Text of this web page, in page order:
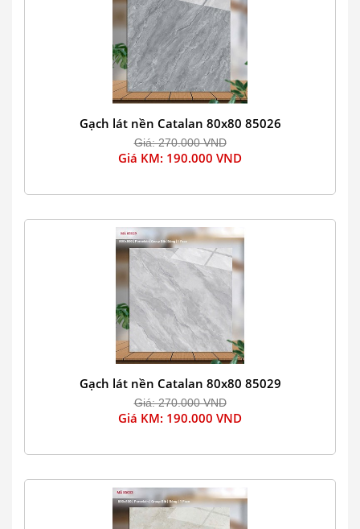
Gạch lát nền Catalan 80x80 85026
Giá: 270.000 VND
Giá KM: 190.000 VND
Gạch lát nền Catalan 80x80 85029
Giá: 270.000 VND
Giá KM: 190.000 VND